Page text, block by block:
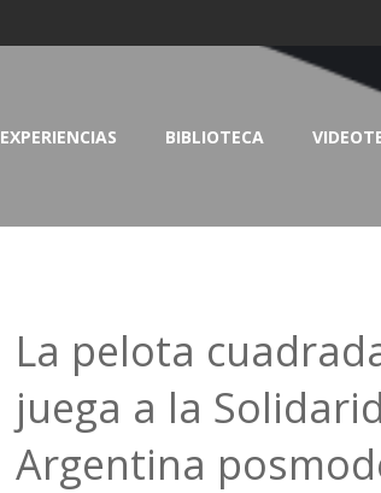
EXPERIENCIAS BIBLIOTECA
La pelota
juega a la
Argentina